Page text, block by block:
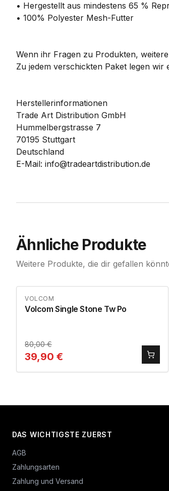
• Hergestellt aus mindestens 65 %
• 100% Polyester Mesh-Futter
Wenn ihr Fragen zu Produkten,
Zu jedem verschickten Paket legen wir
Herstellerinformationen
Trade Art Distribution GmbH
Hummelbergstrasse 7
70195 Stuttgart
Deutschland
E-Mail: info@tradeartdistribution.de
Ähnliche Produkte
Weitere Produkte, die dir gefallen
VOLCOM
Volcom Single Stone Tw Po
80,00€
39,90 €
DAS WICHTIGSTE ZUERST
AGB
Zahlungsarten
Zahlung und Versand